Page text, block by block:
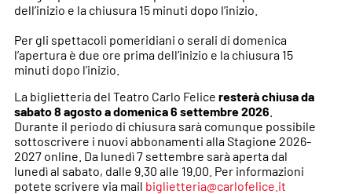
dell’inizio e la chiusura 15 minuti dopo l’inizio.
Per gli spettacoli pomeridiani o serali di domenica
l’apertura è due ore prima dell’inizio e la chiusura 15
minuti dopo l’inizio.
La biglietteria del Teatro Carlo Felice resterà chiusa da
sabato 8 agosto a domenica 6 settembre 2026
Durante il periodo di chiusura sarà comunque possibile
sottoscrivere i nuovi abbonamenti alla Stagione 2026-
2027 online. Da lunedì 7 settembre sarà aperta dal
lunedì al sabato, dalle 9.30 alle 19.00. Per informazioni
potete scrivere via mail biglietteria@carlofelice.it